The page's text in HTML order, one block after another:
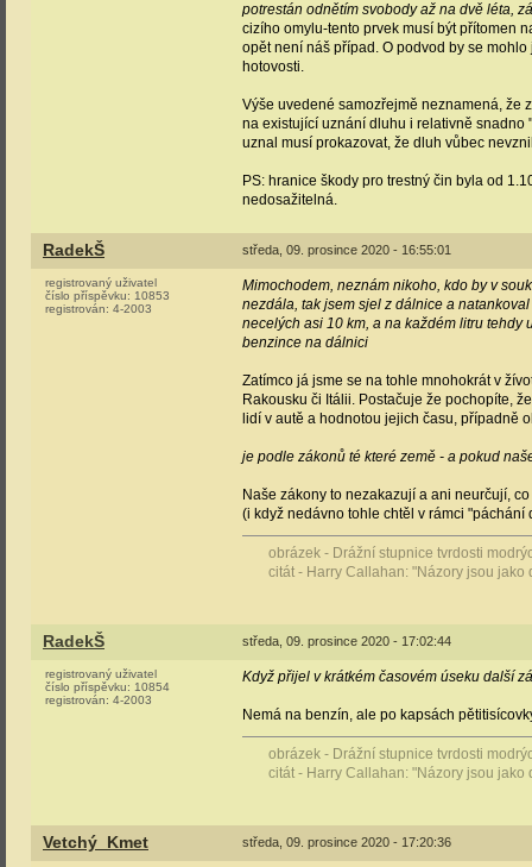
potrestán odnětím svobody až na dvě léta,
cizího omylu-tento prvek musí být přítomen
opět není náš případ. O podvod by se
hotovosti.
Výše uvedené samozřejmě neznamená, že
na existující uznání dluhu i relativně snadno
uznal musí prokazovat, že dluh vůbec
PS: hranice škody pro trestný čin byla od
nedosažitelná.
RadekŠ středa, 09. prosince 2020 - 16:55:01
registrovaný uživatel
číslo příspěvku: 10853
registrován: 4-2003
Mimochodem, neznám nikoho, kdo by v
nezdála, tak jsem sjel z dálnice a
necelých asi 10 km, a na každém litru tehdy
benzince na dálnici
Zatímco já jsme se na tohle mnohokrát v
Rakousku či Itálii. Postačuje že pochopíte,
lidí v autě a hodnotou jejich času, případně
je podle zákonů té které země - a pokud
Naše zákony to nezakazují a ani neurčují,
(i když nedávno tohle chtěl v rámci "páchání
obrázek - Drážní stupnice tvrdosti
citát - Harry Callahan: "Názory jsou jako
RadekŠ středa, 09. prosince 2020 - 17:02:44
registrovaný uživatel
číslo příspěvku: 10854
registrován: 4-2003
Když přijel v krátkém časovém úseku další
Nemá na benzín, ale po kapsách
obrázek - Drážní stupnice tvrdosti
citát - Harry Callahan: "Názory jsou jako
Vetchý_Kmet středa, 09. prosince 2020 - 17:20:36